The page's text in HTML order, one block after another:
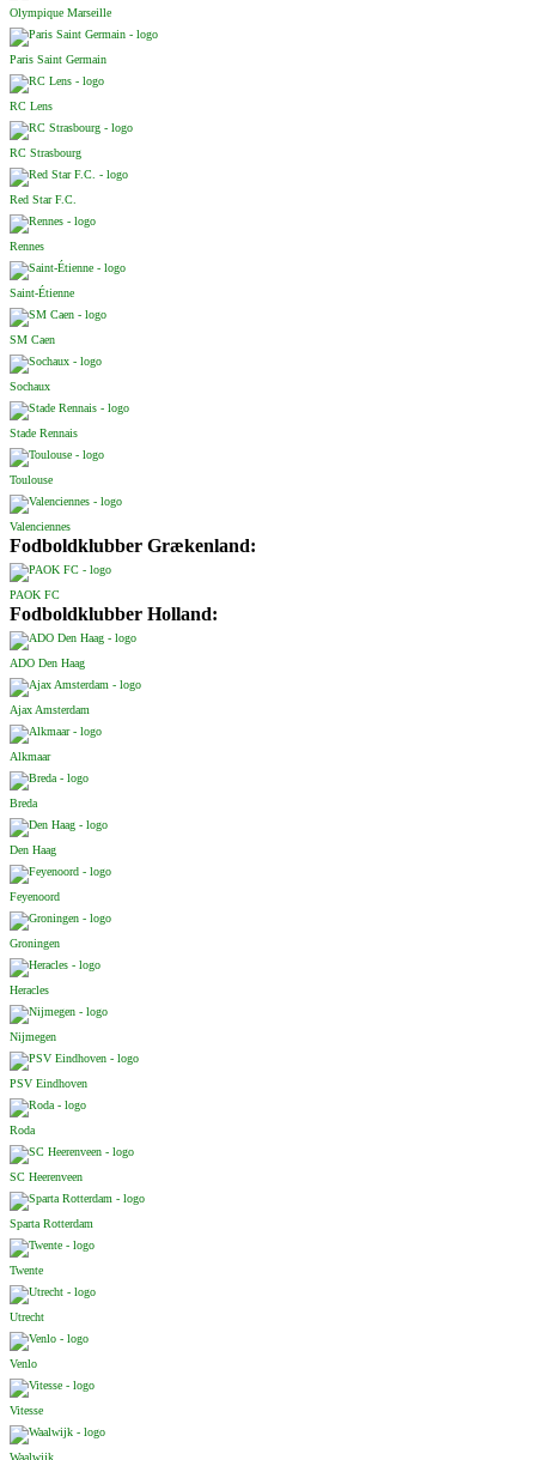
Olympique Marseille
Paris Saint Germain
RC Lens
RC Strasbourg
Red Star F.C.
Rennes
Saint-Étienne
SM Caen
Sochaux
Stade Rennais
Toulouse
Valenciennes
Fodboldklubber Grækenland:
PAOK FC
Fodboldklubber Holland:
ADO Den Haag
Ajax Amsterdam
Alkmaar
Breda
Den Haag
Feyenoord
Groningen
Heracles
Nijmegen
PSV Eindhoven
Roda
SC Heerenveen
Sparta Rotterdam
Twente
Utrecht
Venlo
Vitesse
Waalwijk